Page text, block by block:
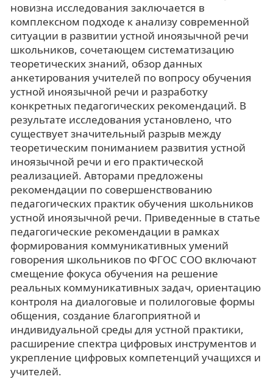
новизна исследования заключается в
комплексном подходе к анализу современной
ситуации в развитии устной иноязычной речи
школьников, сочетающем систематизацию
теоретических знаний, обзор данных
анкетирования учителей по вопросу обучения
устной иноязычной речи и разработку
конкретных педагогических рекомендаций. В
результате исследования установлено, что
существует значительный разрыв между
теоретическим пониманием развития устной
иноязычной речи и его практической
реализацией. Авторами предложены
рекомендации по совершенствованию
педагогических практик обучения школьников
устной иноязычной речи. Приведенные в статье
педагогические рекомендации в рамках
формирования коммуникативных умений
говорения школьников по ФГОС СОО включают
смещение фокуса обучения на решение
реальных коммуникативных задач, ориентацию
контроля на диалоговые и полилоговые формы
общения, создание благоприятной и
индивидуальной среды для устной практики,
расширение спектра цифровых инструментов и
укрепление цифровых компетенций учащихся и
учителей.